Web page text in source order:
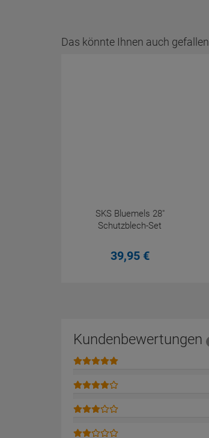
Das könnte Ihnen auch gefallen
SKS Bluemels 28"
Schutzblech-Set
39,95 €
Kundenbewertungen